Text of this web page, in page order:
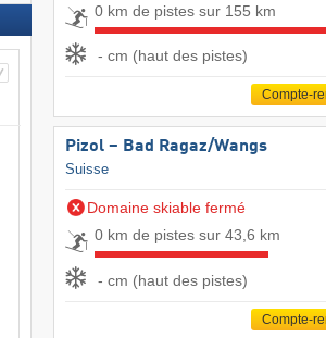
0 km de pistes sur 155 km
- cm (haut des pistes)
Compte-
Pizol – Bad Ragaz/​Wangs
Suisse
Domaine skiable fermé
0 km de pistes sur 43,6 km
- cm (haut des pistes)
Compte-